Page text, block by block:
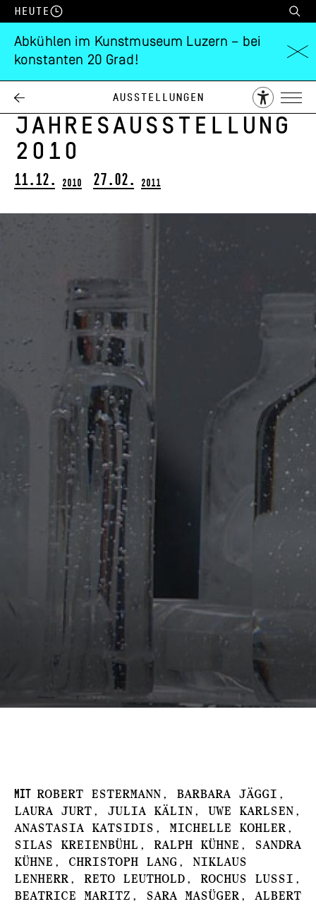
Heute
Abkühlen im Kunstmuseum Luzern – bei
konstanten 20 Grad!
Ausstellungen
Zentralschweizer
Kunstszenen
Jahresausstellung
2010
11.12. 2010 27.02. 2011
mit ROBERT ESTERMANN, BARBARA JÄGGI,
LAURA JURT, JULIA KÄLIN, UWE KARLSEN,
ANASTASIA KATSIDIS, MICHELLE KOHLER,
SILAS KREIENBÜHL, RALPH KÜHNE, SANDRA
KÜHNE, CHRISTOPH LANG, NIKLAUS
LENHERR, RETO LEUTHOLD, ROCHUS LUSSI,
BEATRICE MARITZ, SARA MASÜGER, ALBERT